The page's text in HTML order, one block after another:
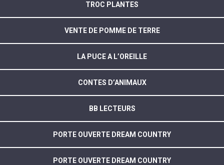
TROC PLANTES
VENTE DE POMME DE TERRE
LA PUCE A L’OREILLE
CONTES D’ANIMAUX
BB LECTEURS
PORTE OUVERTE DREAM COUNTRY
PORTE OUVERTE DREAM COUNTRY